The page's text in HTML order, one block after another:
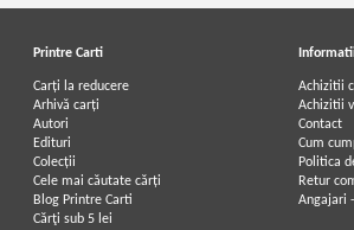
Printre Carti
Carți la reducere
Arhivă carți
Autori
Edituri
Colecții
Cele mai căutate cărți
Blog Printre Carti
Cărţi sub 5 lei
Achizitii
Achizitii
Contact
Cum
Politica
Retur
Angajari